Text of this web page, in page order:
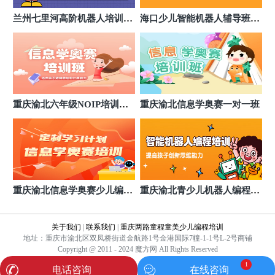
兰州七里河高阶机器人培训费
多少
海口少儿智能机器人辅导班推
荐
重庆渝北六年级NOIP培训费
用高吗
重庆渝北信息学奥赛一对一班
重庆渝北信息学奥赛少儿编程
重庆渝北青少儿机器人编程课
关于我们 | 联系我们 | 重庆两路童程童美少儿编程培训
地址：重庆市渝北区双凤桥街道金航路1号金港国际7幢-1-1号L-2号商铺
Copyright @ 2011 - 2024 魔方网 All Rights Reserved
电话咨询 在线咨询
1